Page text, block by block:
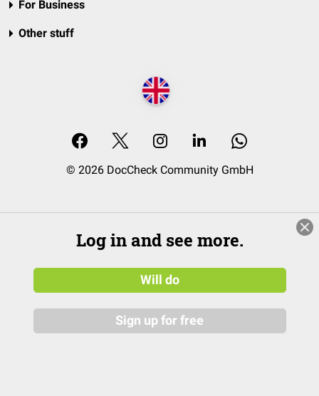
For Business
Other stuff
© 2026 DocCheck Community GmbH
Log in and see more.
Will do
Sign up for free